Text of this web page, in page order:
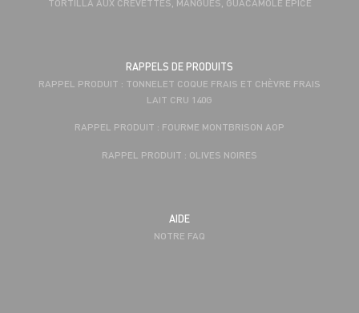
RAPPELS DE PRODUITS
RAPPEL PRODUIT : TONNELET COQUE FRAIS ET CHÈVRE FRAIS
LAIT CRU 140G
RAPPEL PRODUIT : FOURME MONTBRISON AOP
RAPPEL PRODUIT : OLIVES NOIRES
AIDE
NOTRE FAQ